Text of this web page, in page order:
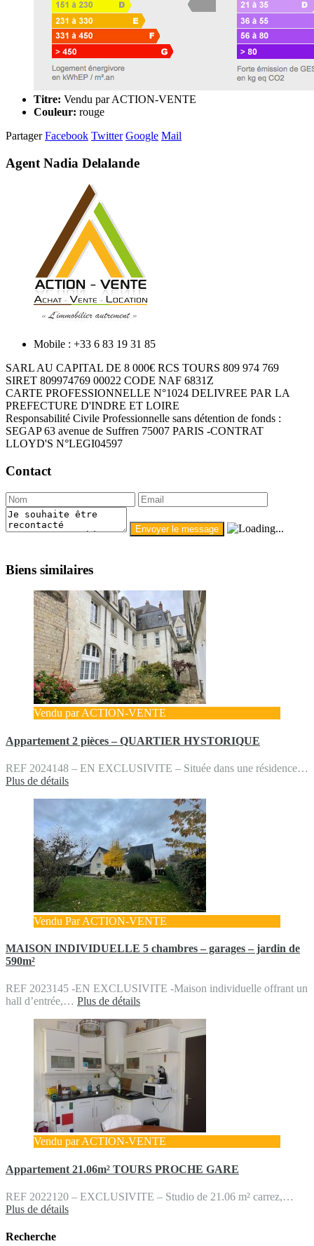
Titre: Vendu par ACTION-VENTE
Couleur: rouge
Partager Facebook Twitter Google Mail
Agent Nadia Delalande
Mobile : +33 6 83 19 31 85
SARL AU CAPITAL DE 8 000€ RCS TOURS 809 974 769
SIRET 809974769 00022 CODE NAF 6831Z
CARTE PROFESSIONNELLE N°1024 DELIVREE PAR LA
PREFECTURE D'INDRE ET LOIRE
Responsabilité Civile Professionnelle sans détention de fonds :
SEGAP 63 avenue de Suffren 75007 PARIS -CONTRAT
LLOYD'S N°LEGI04597
Contact
Biens similaires
Vendu par ACTION-VENTE
Appartement 2 pièces – QUARTIER HYSTORIQUE
REF 2024148 – EN EXCLUSIVITE – Située dans une résidence…
Plus de détails
Vendu Par ACTION-VENTE
MAISON INDIVIDUELLE 5 chambres – garages – jardin de
590m²
REF 2023145 -EN EXCLUSIVITE -Maison individuelle offrant un
hall d’entrée,… Plus de détails
Vendu par ACTION-VENTE
Appartement 21.06m² TOURS PROCHE GARE
REF 2022120 – EXCLUSIVITE – Studio de 21.06 m² carrez,…
Plus de détails
Recherche